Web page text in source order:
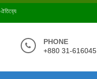
ঐতিহ্যে
PHONE
+880 31-616045